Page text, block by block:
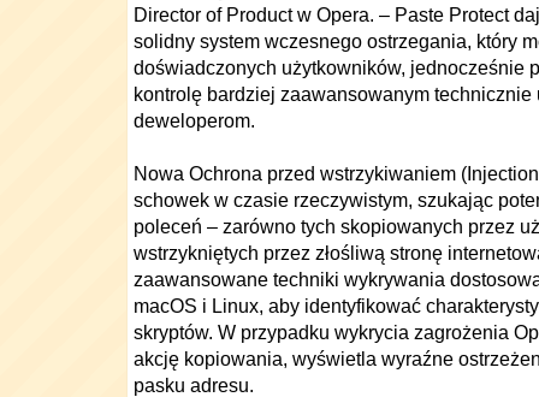
Director of Product w Opera. – Paste Protect
solidny system wczesnego ostrzegania, który
doświadczonych użytkowników, jednocześnie
kontrolę bardziej zaawansowanym technicznie
deweloperom.
Nowa Ochrona przed wstrzykiwaniem
schowek w czasie rzeczywistym, szukając
poleceń – zarówno tych skopiowanych przez
wstrzykniętych przez złośliwą stronę
zaawansowane techniki wykrywania
macOS i Linux, aby identyfikować
skryptów. W przypadku wykrycia zagrożenia
akcję kopiowania, wyświetla wyraźne
pasku adresu.